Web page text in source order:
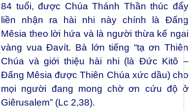
84 tuổi, được Chúa Thánh Thần thúc đẩy
liền nhận ra hài nhi này chính là Đấng
Mêsia theo lời hứa và là người thừa kế ngai
vàng vua Đavít. Bà lớn tiếng “tạ ơn Thiên
Chúa và giới thiệu hài nhi (là Đức Kitô –
Đấng Mêsia được Thiên Chúa xức dầu) cho
mọi người đang mong chờ ơn cứu độ ở
Giêrusalem” (Lc 2,38).